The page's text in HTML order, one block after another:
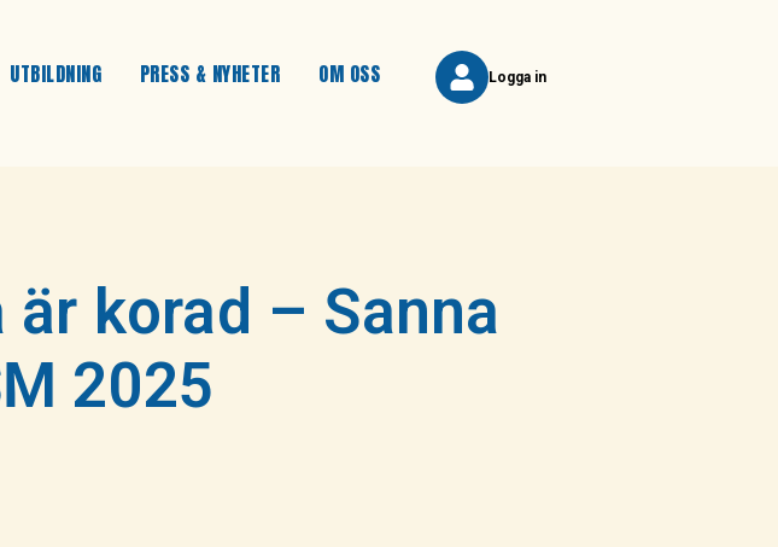
UTBILDNING PRESS & NYHETER OM OSS Logga in
korad – Sanna
2025